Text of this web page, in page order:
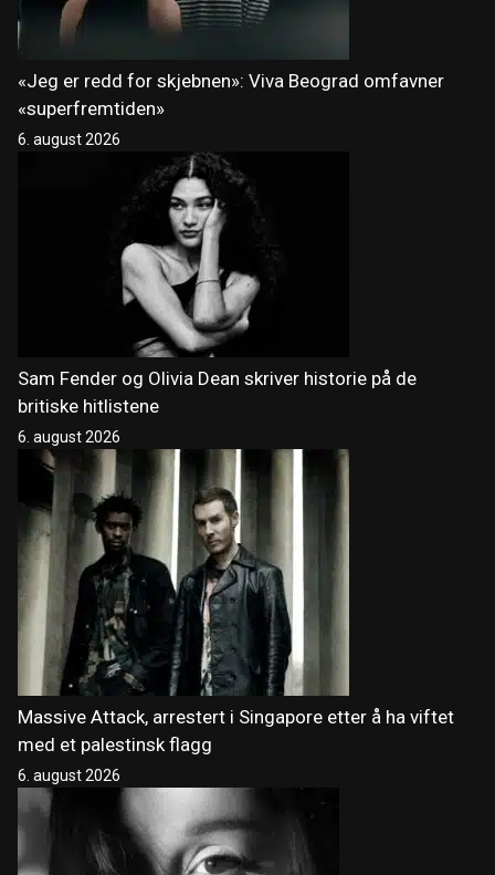
«Jeg er redd for skjebnen»: Viva Beograd omfavner
«superfremtiden»
6. august 2026
Sam Fender og Olivia Dean skriver historie på de
britiske hitlistene
6. august 2026
Massive Attack, arrestert i Singapore etter å ha viftet
med et palestinsk flagg
6. august 2026